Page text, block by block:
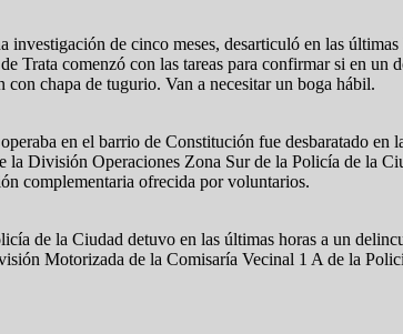
de cinco meses, desarticuló en las
comenzó con las tareas para confirmar si en un
chapa de tugurio. Van a necesitar un boga hábil.
en el barrio de Constitución fue desbaratado en
la División Operaciones Zona Sur de la Policía de la
complementaria ofrecida por voluntarios.
de la Ciudad detuvo en las últimas horas a un
Motorizada de la Comisaría Vecinal 1 A de la